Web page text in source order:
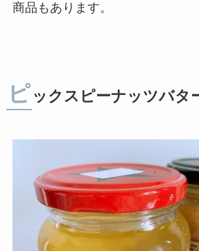
商品もあります。
ピ ックスピーナッツバタ